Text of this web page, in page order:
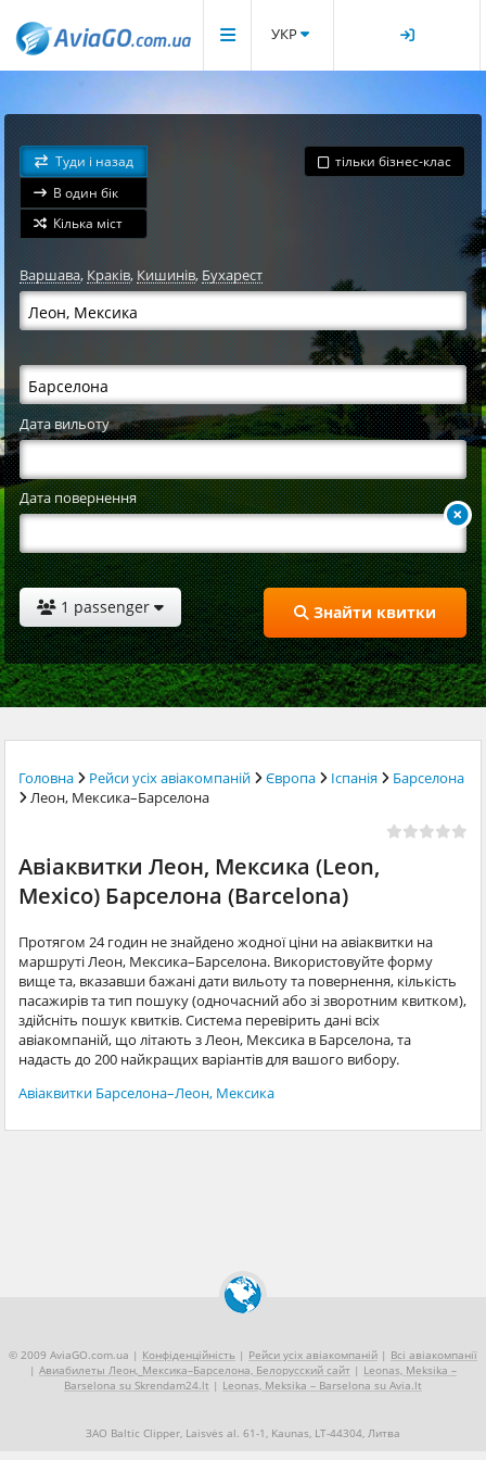
УКР
Туди і назад
В один бік
Кілька міст
тільки бізнес-клас
Варшава, Краків,Кишинів,Бухарест
Дата вильоту
Дата повернення
1 passenger Знайти квитки
Головна Рейси усіх авіакомпаній Європа Іспанія
Барселона
Леон, Мексика–Барселона
Авіаквитки Леон, Мексика (Leon,
Mexico) Барселона (Barcelona)
Протягом 24 годин не знайдено жодної ціни на авіаквитки на
маршруті Леон, Мексика–Барселона. Використовуйте форму
вище та, вказавши бажані дати вильоту та повернення, кількість
пасажирів та тип пошуку (одночасний або зі зворотним квитком),
здійсніть пошук квитків. Система перевірить дані всіх
авіакомпаній, що літають з Леон, Мексика в Барселона, та
надасть до 200 найкращих варіантів для вашого вибору.
Авіаквитки Барселона–Леон, Мексика
© 2009 AviaGO.com.ua | Конфіденційність | Рейси усіх авіакомпаній | Всі авіакомпанії
| Авиабилеты Леон,_Мексика–Барселона, Белорусский сайт | Leonas, Meksika –
Barselona su Skrendam24.lt | Leonas, Meksika – Barselona su Avia.lt
ЗАО Baltic Clipper, Laisvės al. 61-1, Kaunas, LT-44304, Литва